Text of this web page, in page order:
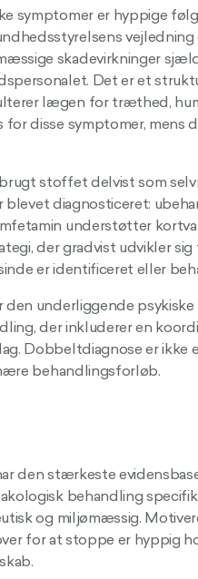
symptomer er hyppige
skadevirkninger
Det er et
lægen for træthed,
disse symptomer, mens
stoffet delvist som
blevet diagnosticeret:
understøtter
der gradvist udvikler
er identificeret eller
den underliggende
der inkluderer en
Dobbeltdiagnose er ikke
behandlingsforløb.
den stærkeste
behandling
og miljømæssig.
for at stoppe er hyppig